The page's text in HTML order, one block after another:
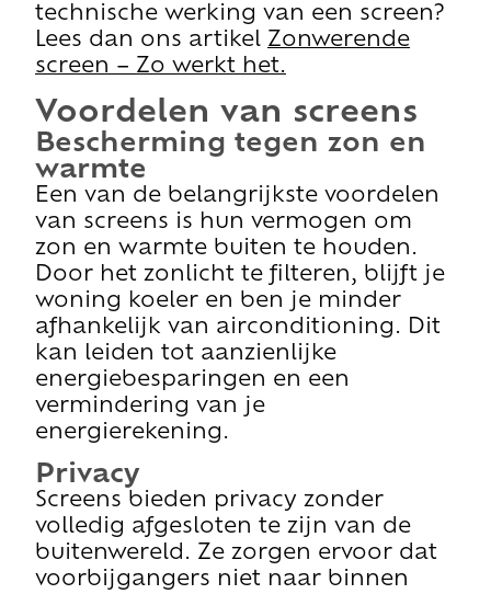
technische werking van een screen?
Lees dan ons artikel Zonwerende
screen – Zo werkt het.
Voordelen van screens
Bescherming tegen zon en
warmte
Een van de belangrijkste voordelen
van screens is hun vermogen om
zon en warmte buiten te houden.
Door het zonlicht te filteren, blijft je
woning koeler en ben je minder
afhankelijk van airconditioning. Dit
kan leiden tot aanzienlijke
energiebesparingen en een
vermindering van je
energierekening.
Privacy
Screens bieden privacy zonder
volledig afgesloten te zijn van de
buitenwereld. Ze zorgen ervoor dat
voorbijgangers niet naar binnen